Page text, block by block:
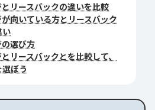
リースバックの違いを比較
向いている方とリースバック
い
選び方
リースバックとを比較して、
ぼう